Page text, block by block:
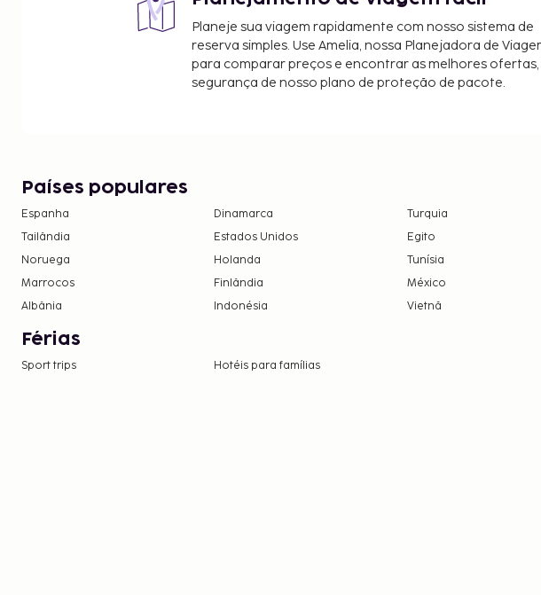
Planeje sua viagem rapidamente com nosso sistema de
reserva simples. Use Amelia, nossa Planejadora de
para comparar preços e encontrar as melhores ofertas,
segurança de nosso plano de proteção de pacote.
Países populares
Espanha Dinamarca
Turquia
Tailândia
Estados Unidos
Egito
Noruega
Holanda
Tunísia
Marrocos
Finlândia
México
Albânia
Indonésia Vietnã
Férias
Sport trips Hotéis para famílias